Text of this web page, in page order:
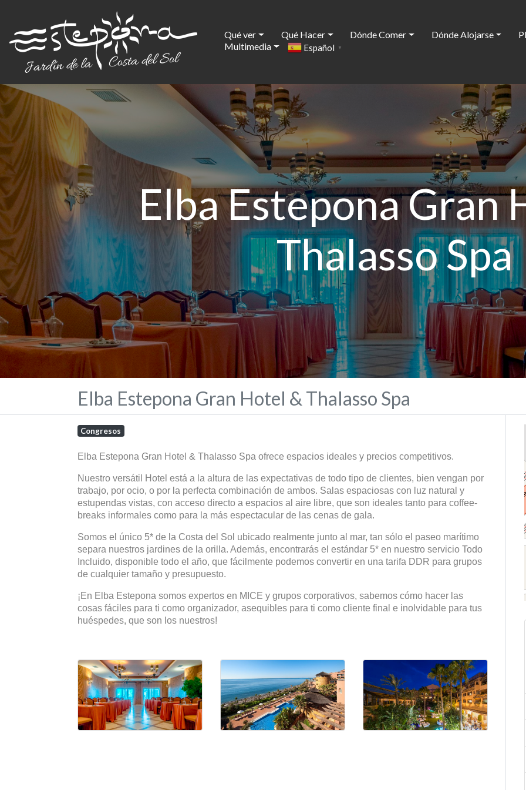
Qué ver Qué Hacer Dónde Comer Dónde Alojarse
Multimedia
Español ▼
Elba Estepona Gran
Thalasso Spa
Elba Estepona Gran Hotel & Thalasso Spa
Congresos
Elba Estepona Gran Hotel & Thalasso Spa ofrece espacios ideales y precios competitivos.
Nuestro versátil Hotel está a la altura de las expectativas de todo tipo de clientes, bien vengan por
trabajo, por ocio, o por la perfecta combinación de ambos. Salas espaciosas con luz natural y
estupendas vistas, con acceso directo a espacios al aire libre, que son ideales tanto para coffee-
breaks informales como para la más espectacular de las cenas de gala.
Somos el único 5* de la Costa del Sol ubicado realmente junto al mar, tan sólo el paseo marítimo
separa nuestros jardines de la orilla. Además, encontrarás el estándar 5* en nuestro servicio Todo
Incluido, disponible todo el año, que fácilmente podemos convertir en una tarifa DDR para grupos
de cualquier tamaño y presupuesto.
¡En Elba Estepona somos expertos en MICE y grupos corporativos, sabemos cómo hacer las
cosas fáciles para ti como organizador, asequibles para ti como cliente final e inolvidable para tus
huéspedes, que son los nuestros!